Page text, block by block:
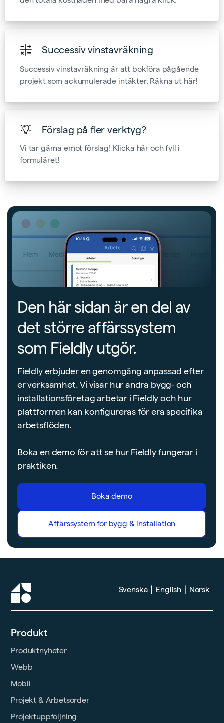
Successiv vinstavräkning
Successiv vinstavräkning är att bokföra pågående
projekt som ackumulerade intäkter. Räkna ut här!
Förslag på fler verktyg?
Vi tar gärna emot förslag! Klicka här och fyll i
formuläret!
Den här sidan är en del av
det större affärssystem
som Fieldly utgör.
Fieldly erbjuder en genomgång anpassad efter
er verksamhet. Vi visar hur andra bygg- och
installationsföretag arbetar i Fieldly och hur
plattformen kan konfigureras för era specifika
arbetsflöden.
Boka en demo för att se hur Fieldly fungerar i
praktiken.
Boka demo
Affärssystem för bygg & installation
Svenska | English | Norsk
Produkt
Produktnyheter
Webb
Mobil
Projekt & Arbetsorder
Projektuppföljning